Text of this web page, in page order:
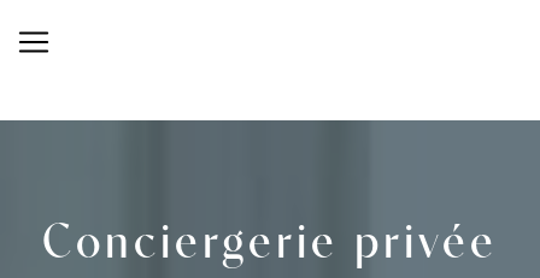
Conciergerie privée